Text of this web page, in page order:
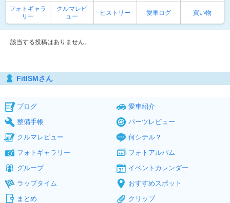
フォトギャラ
リー
クルマレビ
ュー
ヒストリー 愛車ログ 買い物
該当する投稿はありません。
FitISMさん
ブログ
愛車紹介
整備手帳
パーツレビュー
クルマレビュー
何シテル？
フォトギャラリー
フォトアルバム
グループ
イベントカレンダー
ラップタイム
おすすめスポット
まとめ
クリップ